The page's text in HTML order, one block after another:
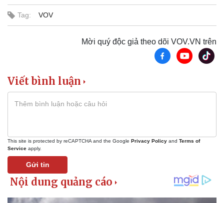
Lịch thi đấu bóng đá
Thế giới thể thao
eSports
Hậu trường
Ô tô - Xe máy
Tag: VOV
Mời quý độc giả theo dõi VOV.VN trên
Viết bình luận
This site is protected by reCAPTCHA and the Google Privacy Policy and Terms of
Service apply.
Gửi tin